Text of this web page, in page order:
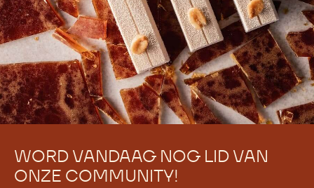
WORD VANDAAG NOG LID VAN
ONZE COMMUNITY!